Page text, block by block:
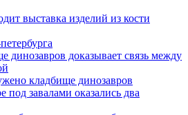
выставка изделий из кости
динозавров доказывает связь между
кладбище динозавров
под завалами оказались два